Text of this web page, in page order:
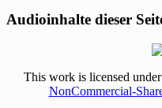
Audioinhalte dieser
This work is licensed under
NonCommercial-